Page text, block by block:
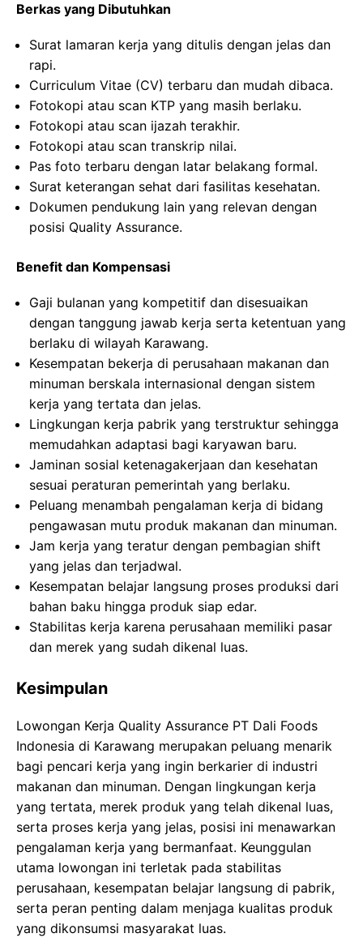
Berkas yang Dibutuhkan
Surat lamaran kerja yang ditulis dengan jelas dan
rapi.
Curriculum Vitae (CV) terbaru dan mudah dibaca.
Fotokopi atau scan KTP yang masih berlaku.
Fotokopi atau scan ijazah terakhir.
Fotokopi atau scan transkrip nilai.
Pas foto terbaru dengan latar belakang formal.
Surat keterangan sehat dari fasilitas kesehatan.
Dokumen pendukung lain yang relevan dengan
posisi Quality Assurance.
Benefit dan Kompensasi
Gaji bulanan yang kompetitif dan disesuaikan
dengan tanggung jawab kerja serta ketentuan yang
berlaku di wilayah Karawang.
Kesempatan bekerja di perusahaan makanan dan
minuman berskala internasional dengan sistem
kerja yang tertata dan jelas.
Lingkungan kerja pabrik yang terstruktur sehingga
memudahkan adaptasi bagi karyawan baru.
Jaminan sosial ketenagakerjaan dan kesehatan
sesuai peraturan pemerintah yang berlaku.
Peluang menambah pengalaman kerja di bidang
pengawasan mutu produk makanan dan minuman.
Jam kerja yang teratur dengan pembagian shift
yang jelas dan terjadwal.
Kesempatan belajar langsung proses produksi dari
bahan baku hingga produk siap edar.
Stabilitas kerja karena perusahaan memiliki pasar
dan merek yang sudah dikenal luas.
Kesimpulan
Lowongan Kerja Quality Assurance PT Dali Foods
Indonesia di Karawang merupakan peluang menarik
bagi pencari kerja yang ingin berkarier di industri
makanan dan minuman. Dengan lingkungan kerja
yang tertata, merek produk yang telah dikenal luas,
serta proses kerja yang jelas, posisi ini menawarkan
pengalaman kerja yang bermanfaat. Keunggulan
utama lowongan ini terletak pada stabilitas
perusahaan, kesempatan belajar langsung di pabrik,
serta peran penting dalam menjaga kualitas produk
yang dikonsumsi masyarakat luas.